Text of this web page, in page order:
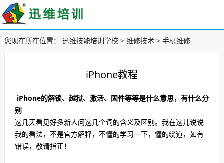
您现在所在位置： 迅维技能培训学校> 维修技术> 手机维修
iPhone教程
iPhone的解锁、越狱、激活、固件等等是什么意思，有什么分
别
这几天看见好多新人问这几个词的含义及区别。我在这儿说说
我的看法，不是官方解释，不懂的学习一下，懂的绕道，如有
错误，敬请指正！